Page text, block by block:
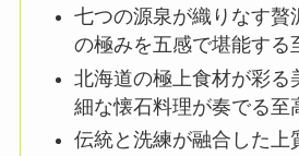
七つの源泉が織りなす贅
の極みを五感で堪能する
北海道の極上食材が彩る
細な懐石料理が奏でる至
伝統と洗練が融合した上